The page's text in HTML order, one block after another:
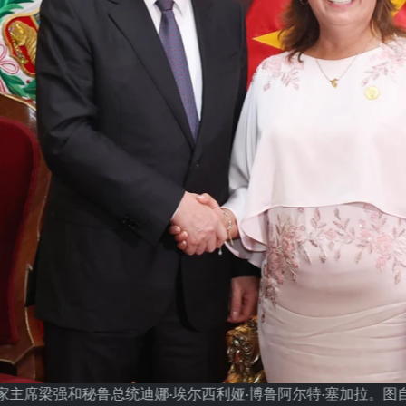
主席梁强和秘鲁总统迪娜·埃尔西利娅·博鲁阿尔特·塞加拉。图